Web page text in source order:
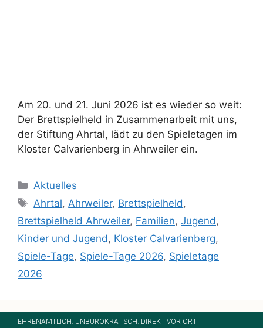
Am 20. und 21. Juni 2026 ist es wieder so weit:
Der Brettspielheld in Zusammenarbeit mit uns,
der Stiftung Ahrtal, lädt zu den Spieletagen im
Kloster Calvarienberg in Ahrweiler ein.
Aktuelles
Ahrtal, Ahrweiler, Brettspielheld ,
Brettspielheld Ahrweiler, Familien, Jugend ,
Kinder und Jugend , Kloster Calvarienberg,
Spiele-Tage, Spiele-Tage 2026, Spieletage
2026
EHRENAMTLICH. UNBÜROKRATISCH. DIREKT VOR ORT.